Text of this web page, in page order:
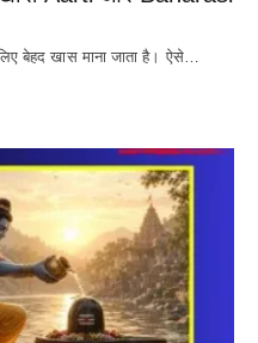
बेहद खास माना जाता है। ऐसे…